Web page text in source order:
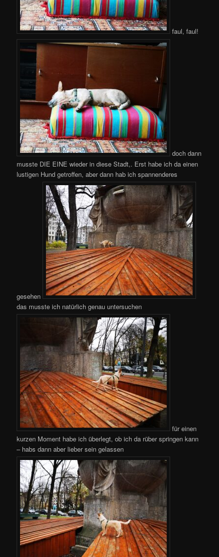
faul, faul!
doch dann
musste DIE EINE wieder in diese Stadt,. Erst habe ich da einen
lustigen Hund getroffen, aber dann hab ich spannenderes
gesehen
das musste ich natürlich genau untersuchen
für einen
kurzen Moment habe ich überlegt, ob ich da rüber springen kann
– habs dann aber lieber sein gelassen